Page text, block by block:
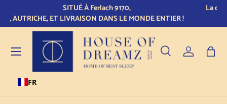
Skip to content
La qualité prend du temps ! Tous nos matelas sont fabriqués sur
mesure et livrés sous 21 jours.
FR
Recherche
Type de produit
Recherche
Se Sac
Menu